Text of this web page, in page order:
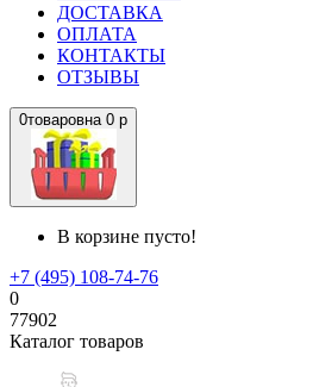
ДОСТАВКА
ОПЛАТА
КОНТАКТЫ
ОТЗЫВЫ
0товаровна 0 р
В корзине пусто!
+7 (495) 108-74-76
0
77902
Каталог товаров